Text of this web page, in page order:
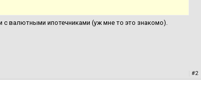
с валютными ипотечниками (уж мне то это знакомо).
#2